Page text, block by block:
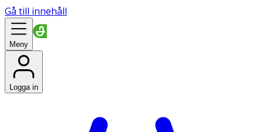
Gå till innehåll
Meny
Logga in